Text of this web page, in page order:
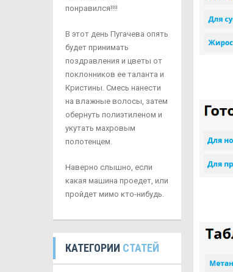
понравился!!!!
В этот день Пугачева опять
будет принимать
поздравления и цветы от
поклонников ее таланта и
Кристины. Смесь нанести
на влажные волосы, затем
обернуть полиэтиленом и
укутать махровым
полотенцем.
Наверно слышно, если
какая машина проедет, или
пройдет мимо кто-нибудь.
КАТЕГОРИИ СТАТЕЙ